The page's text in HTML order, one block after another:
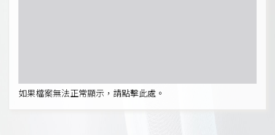
如果檔案無法正常顯示，請點擊此處。